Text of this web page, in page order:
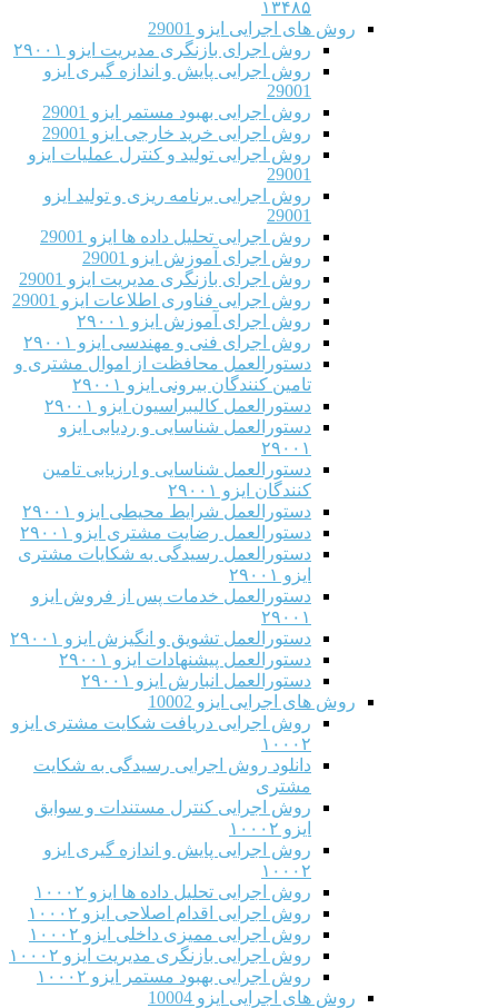
۱۳۴۸۵
روش های اجرایی ایزو 29001
روش اجرای بازنگری مدیریت ایزو ۲۹۰۰۱
روش اجرایی پایش و اندازه گیری ایزو
29001
روش اجرایی بهبود مستمر ایزو 29001
روش اجرایی خرید خارجی ایزو 29001
روش اجرایی تولید و کنترل عملیات ایزو
29001
روش اجرایی برنامه ریزی و تولید ایزو
29001
روش اجرایی تحلیل داده ها ایزو 29001
روش اجرای آموزش ایزو 29001
روش اجرای بازنگری مدیریت ایزو 29001
روش اجرایی فناوری اطلاعات ایزو 29001
روش اجرای آموزش ایزو ۲۹۰۰۱
روش اجرای فنی و مهندسی ایزو ۲۹۰۰۱
دستورالعمل محافظت از اموال مشتری و
تامین کنندگان بیرونی ایزو ۲۹۰۰۱
دستورالعمل کالیبراسیون ایزو ۲۹۰۰۱
دستورالعمل شناسایی و ردیابی ایزو
۲۹۰۰۱
دستورالعمل شناسایی و ارزیابی تامین
کنندگان ایزو ۲۹۰۰۱
دستورالعمل شرایط محیطی ایزو ۲۹۰۰۱
دستورالعمل رضایت مشتری ایزو ۲۹۰۰۱
دستورالعمل رسیدگی به شکایات مشتری
ایزو ۲۹۰۰۱
دستورالعمل خدمات پس از فروش ایزو
۲۹۰۰۱
دستورالعمل تشویق و انگیزش ایزو ۲۹۰۰۱
دستورالعمل پیشنهادات ایزو ۲۹۰۰۱
دستورالعمل انبارش ایزو ۲۹۰۰۱
روش های اجرایی ایزو 10002
روش اجرایی دریافت شکایت مشتری ایزو
۱۰۰۰۲
دانلود روش اجرایی رسیدگی به شکایت
مشتری
روش اجرایی کنترل مستندات و سوابق
ایزو ۱۰۰۰۲
روش اجرایی پایش و اندازه گیری ایزو
۱۰۰۰۲
روش اجرایی تحلیل داده ها ایزو ۱۰۰۰۲
روش اجرایی اقدام اصلاحی ایزو ۱۰۰۰۲
روش اجرایی ممیزی داخلی ایزو ۱۰۰۰۲
روش اجرایی بازنگری مدیریت ایزو ۱۰۰۰۲
روش اجرایی بهبود مستمر ایزو ۱۰۰۰۲
روش های اجرایی ایزو 10004